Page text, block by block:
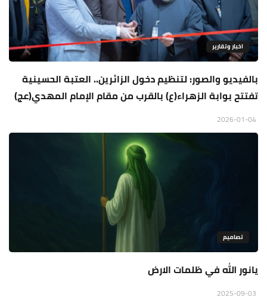
اخبار وتقارير
بالفيديو والصور: لتنظيم دخول الزائرين.. العتبة الحسينية
تفتتح بوابة الزهراء(ع) بالقرب من مقام الإمام المهدي(عج)
تصاميم
يانور الله في ظلمات الارض